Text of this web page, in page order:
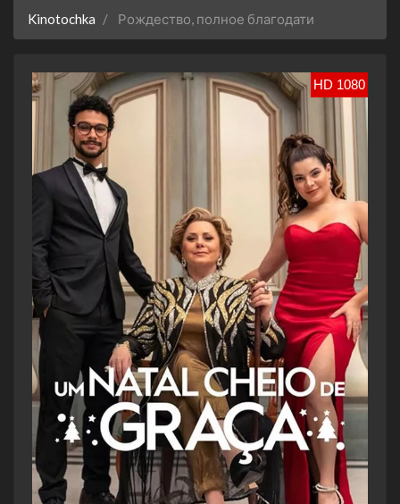
Kinotochka Рождество, полное благодати
HD 1080